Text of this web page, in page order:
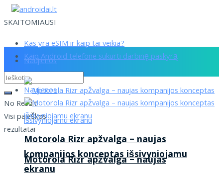
SKAITOMIAUSI
Kas yra eSIM ir kaip tai veikia?
Kaip Android telefone sukurti darbinę paskyrą
No Result
Visi paieškos
rezultatai
Naujienos
Motorola Rizr apžvalga – naujas
Naujienos
Motorola Rizr apžvalga – naujas
kompanijos konceptas išsivyniojamu
ekranu